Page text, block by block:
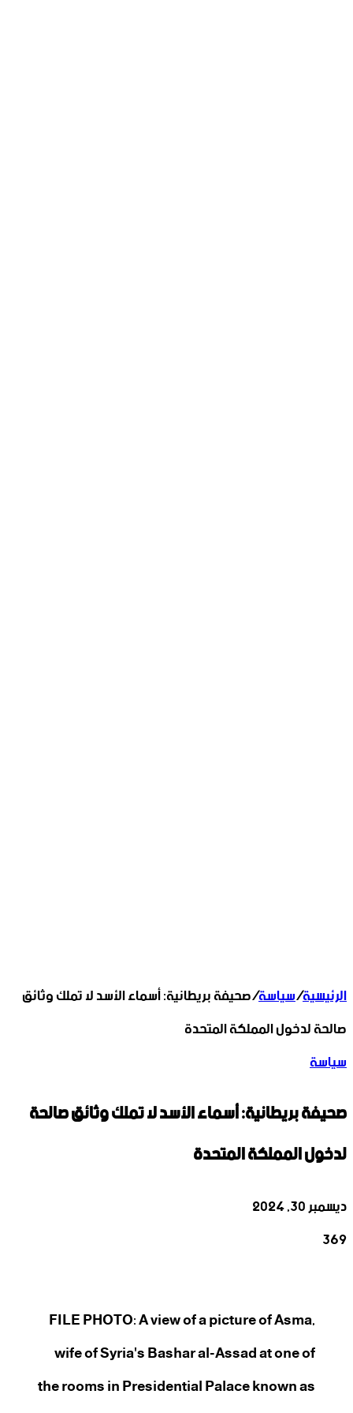
الرئيسية/سياسة/صحيفة بريطانية: أسماء الأسد لا تملك وثائق
صالحة لدخول المملكة المتحدة
سياسة
صحيفة بريطانية: أسماء الأسد لا تملك وثائق صالحة
لدخول المملكة المتحدة
ديسمبر 30, 2024
369
FILE PHOTO: A view of a picture of Asma,
wife of Syria's Bashar al-Assad at one of
the rooms in Presidential Palace known as